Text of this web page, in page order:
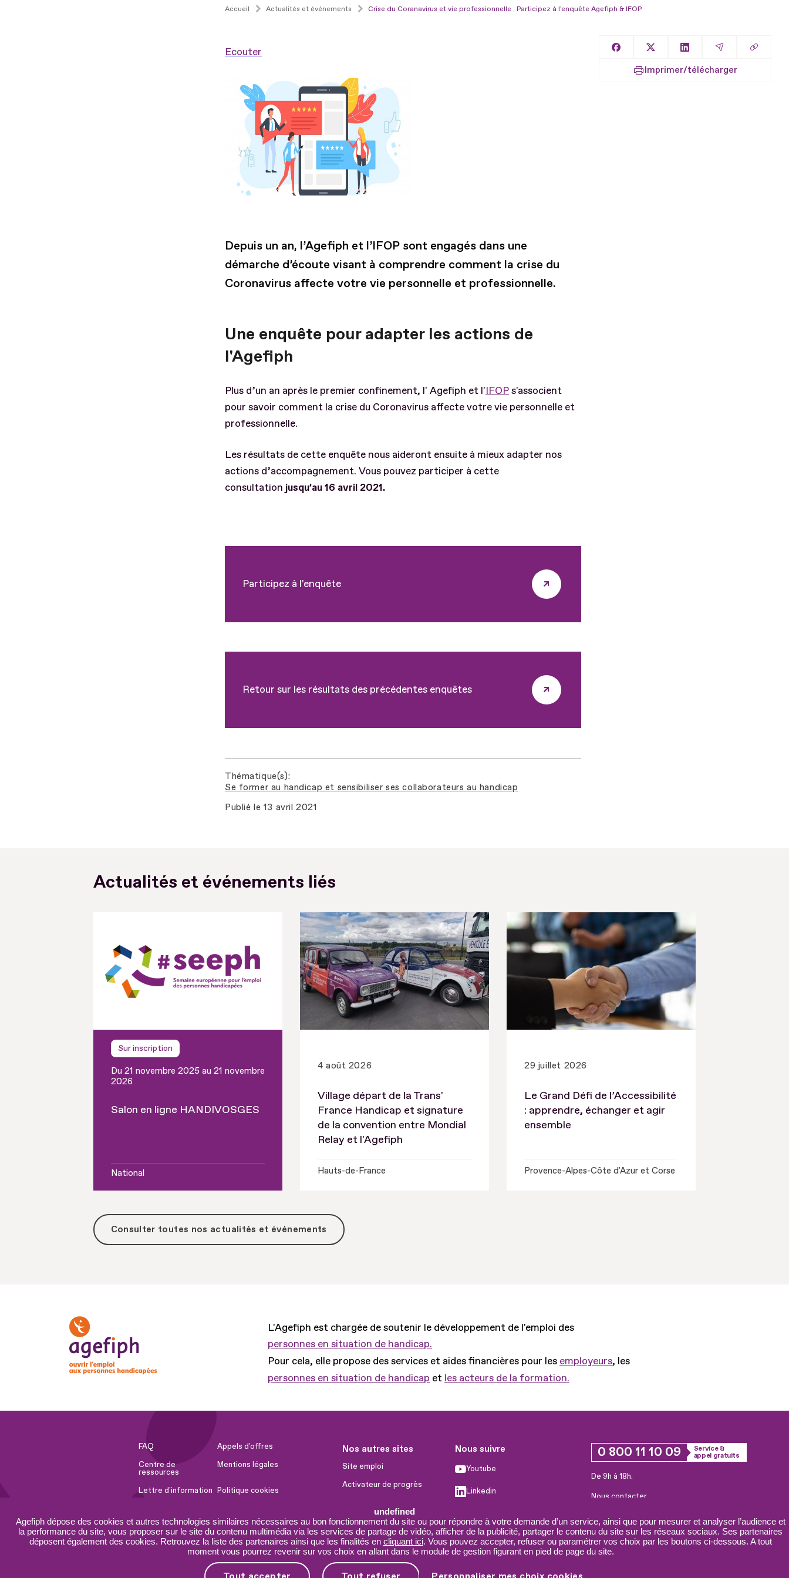
undefined
Agefiph dépose des cookies et autres technologies similaires nécessaires au bon fonctionnement du site ou pour répondre à votre demande d’un service, ainsi que pour mesurer et analyser l’audience et
la performance du site, vous proposer sur le site du contenu multimédia via les services de partage de vidéo, afficher de la publicité, partager le contenu du site sur les réseaux sociaux. Ses partenaires
déposent également des cookies. Retrouvez la liste des partenaires ainsi que les finalités en cliquant ici. Vous pouvez accepter, refuser ou paramétrer vos choix par les boutons ci-dessous. A tout
moment vous pourrez revenir sur vos choix en allant dans le module de gestion figurant en pied de page du site.
Accueil Actualités et événements Crise du Coranavirus et vie professionnelle : Participez à l'enquête Agefiph & IFOP
Ecouter
Depuis un an, l’Agefiph et l’IFOP sont engagés dans une
démarche d’écoute visant à comprendre comment la crise du
Coronavirus affecte votre vie personnelle et professionnelle.
Une enquête pour adapter les actions de
l'Agefiph
Plus d’un an après le premier confinement, l' Agefiph et l'IFOPs'associent
pour savoir comment la crise du Coronavirus affecte votre vie personnelle et
professionnelle.
Les résultats de cette enquête nous aideront ensuite à mieux adapter nos
actions d’accompagnement. Vous pouvez participer à cette
consultation jusqu’au 16 avril 2021.
Participez à l'enquête
Retour sur les résultats des précédentes enquêtes
Thématique(s)
Se former au handicap et sensibiliser ses collaborateurs au handicap
Publié le 13 avril 2021
Partager sur Facebook
Partager sur XPartager sur LinkedIn
Partager par
Copier
Imprimer/télécharger
Actualités et événements liés
Sur inscription
Du 21 novembre 2025 au 21 novembre
2026
Salon en ligne HANDIVOSGES
National
4 août 2026
Village départ de la Trans'
France Handicap et signature
de la convention entre Mondial
Relay et l'Agefiph
Hauts-de-France
29 juillet 2026
Le Grand Défi de l’Accessibilité
: apprendre, échanger et agir
ensemble
Provence-Alpes-Côte d'Azur et Corse
Consulter toutes nos actualités et événements
L'Agefiph est chargée de soutenir le développement de l'emploi des
personnes en situation de handicap.
Pour cela, elle propose des services et aides financières pour les employeurs, les
personnes en situation de handicap et les acteurs de la formation.
FAQ
Appels d'offres
Centre de
ressources
Mentions légales
Lettre d'information Politique cookies
Accessibilité :
partiellement
conforme
Plan du site
Nos autres sites
Site emploi
Activateur de progrès
Innovation et recherche
Université du RRH
Service AppuiPro
Nous suivre
Youtube
Linkedin
X
0 800 11 10 09
Service &
appel gratuits
De 9h à 18h.
Nous contacter